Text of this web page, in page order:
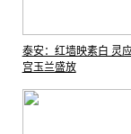
泰安：红墙映素白 灵
宫玉兰盛放